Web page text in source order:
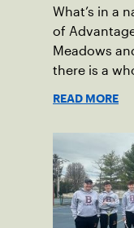
What’s in a
of
Meadows
there is a
READ MORE